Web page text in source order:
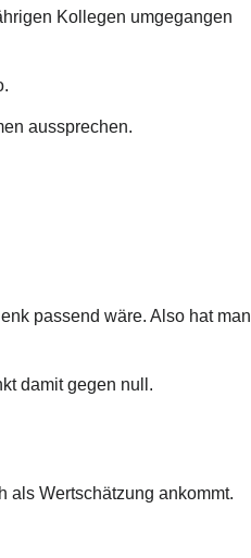
Kollegen umgegangen
aussprechen.
passend wäre. Also hat man
damit gegen null.
als Wertschätzung ankommt.